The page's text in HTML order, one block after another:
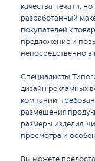
качества печати,
разработанный
покупателей к
предложение и
непосредственно в
Специалисты
дизайн рекламных
компании,
размещения
размеры изделия,
просмотра и
Вы можете